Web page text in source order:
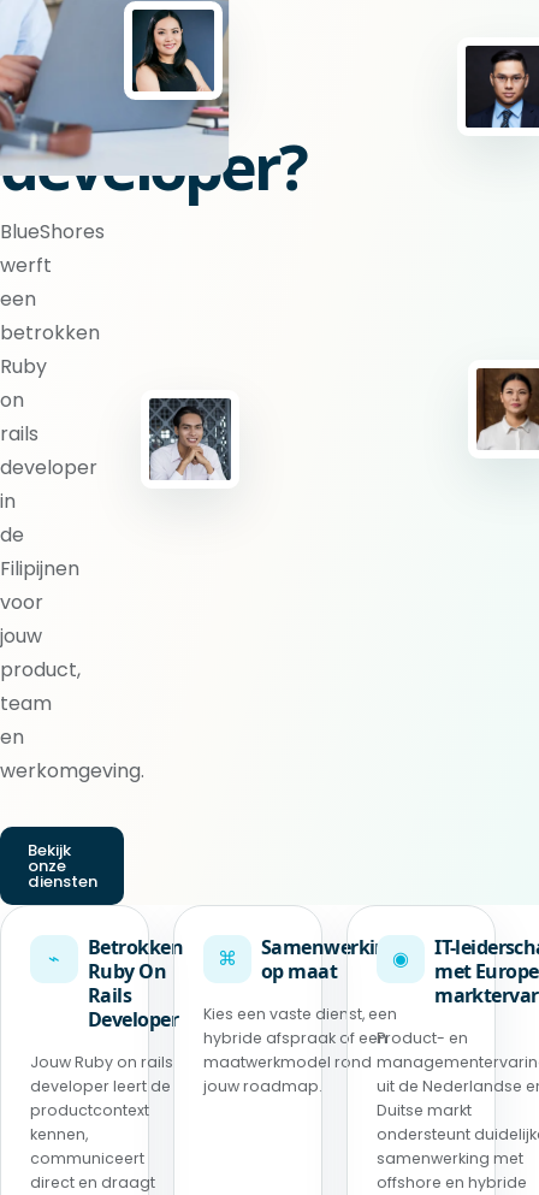
on
rails
developer?
BlueShores
werft
een
betrokken
Ruby
on
rails
developer
in
de
Filipijnen
voor
jouw
product,
team
en
werkomgeving.
Bekijk
onze
diensten
⌁
Betrokken
Ruby On
Rails
Developer
Jouw Ruby on rails
developer leert de
productcontext
kennen,
communiceert
direct en draagt
⌘
Samenwerking
op maat
Kies een vaste dienst, een
hybride afspraak of een
maatwerkmodel rond
jouw roadmap.
◉
IT-
met
Product- en
uit de Nederlandse
Duitse markt
ondersteunt
samenwerking met
offshore en hybride